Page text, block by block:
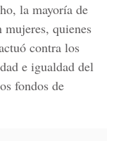
la mayoría de
quienes
contra los
e igualdad del
fondos de